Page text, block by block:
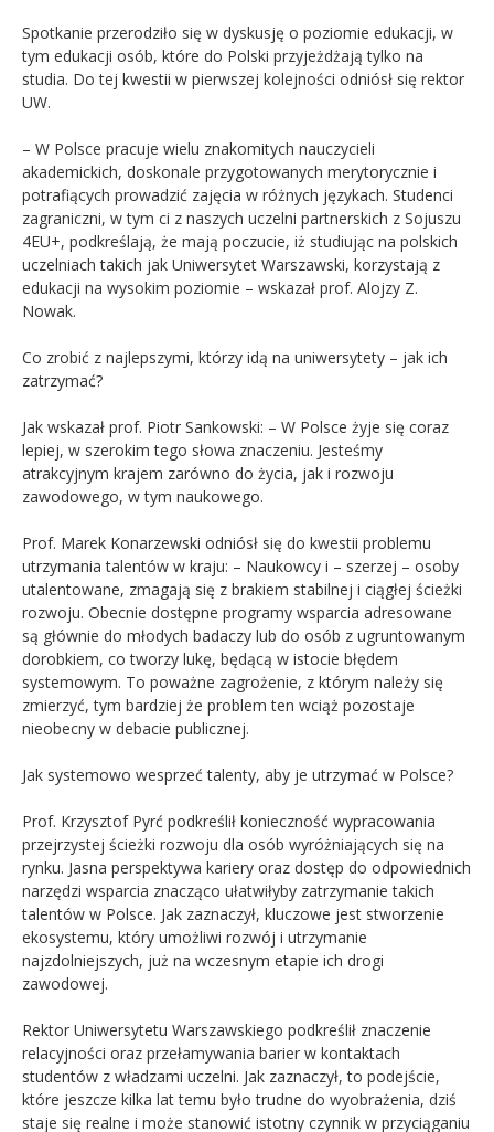
Spotkanie przerodziło się w dyskusję o poziomie edukacji, w
tym edukacji osób, które do Polski przyjeżdżają tylko na
studia. Do tej kwestii w pierwszej kolejności odniósł się rektor
UW.
– W Polsce pracuje wielu znakomitych nauczycieli
akademickich, doskonale przygotowanych merytorycznie i
potrafiących prowadzić zajęcia w różnych językach. Studenci
zagraniczni, w tym ci z naszych uczelni partnerskich z Sojuszu
4EU+, podkreślają, że mają poczucie, iż studiując na polskich
uczelniach takich jak Uniwersytet Warszawski, korzystają z
edukacji na wysokim poziomie – wskazał prof. Alojzy Z.
Nowak.
Co zrobić z najlepszymi, którzy idą na uniwersytety – jak ich
zatrzymać?
Jak wskazał prof. Piotr Sankowski: – W Polsce żyje się coraz
lepiej, w szerokim tego słowa znaczeniu. Jesteśmy
atrakcyjnym krajem zarówno do życia, jak i rozwoju
zawodowego, w tym naukowego.
Prof. Marek Konarzewski odniósł się do kwestii problemu
utrzymania talentów w kraju: – Naukowcy i – szerzej – osoby
utalentowane, zmagają się z brakiem stabilnej i ciągłej ścieżki
rozwoju. Obecnie dostępne programy wsparcia adresowane
są głównie do młodych badaczy lub do osób z ugruntowanym
dorobkiem, co tworzy lukę, będącą w istocie błędem
systemowym. To poważne zagrożenie, z którym należy się
zmierzyć, tym bardziej że problem ten wciąż pozostaje
nieobecny w debacie publicznej.
Jak systemowo wesprzeć talenty, aby je utrzymać w Polsce?
Prof. Krzysztof Pyrć podkreślił konieczność wypracowania
przejrzystej ścieżki rozwoju dla osób wyróżniających się na
rynku. Jasna perspektywa kariery oraz dostęp do odpowiednich
narzędzi wsparcia znacząco ułatwiłyby zatrzymanie takich
talentów w Polsce. Jak zaznaczył, kluczowe jest stworzenie
ekosystemu, który umożliwi rozwój i utrzymanie
najzdolniejszych, już na wczesnym etapie ich drogi
zawodowej.
Rektor Uniwersytetu Warszawskiego podkreślił znaczenie
relacyjności oraz przełamywania barier w kontaktach
studentów z władzami uczelni. Jak zaznaczył, to podejście,
które jeszcze kilka lat temu było trudne do wyobrażenia, dziś
staje się realne i może stanowić istotny czynnik w przyciąganiu